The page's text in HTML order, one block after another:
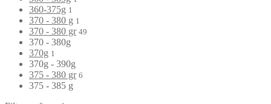
360-375g 1
370 - 380 g 1
370 - 380 gr 49
370 - 380g
370g 1
370g - 390g
375 - 380 gr 6
375 - 385 g